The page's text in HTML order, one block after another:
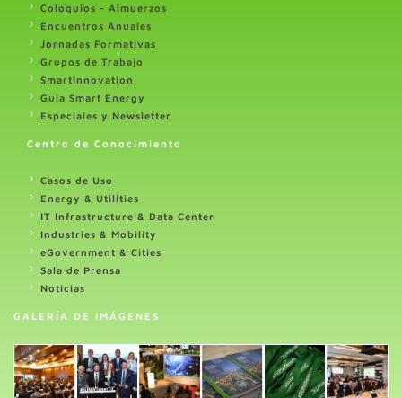
Coloquios - Almuerzos
Encuentros Anuales
Jornadas Formativas
Grupos de Trabajo
SmartInnovation
Guia Smart Energy
Especiales y Newsletter
Centro de Conocimiento
Casos de Uso
Energy & Utilities
IT Infrastructure & Data Center
Industries & Mobility
eGovernment & Cities
Sala de Prensa
Noticias
GALERÍA DE IMÁGENES